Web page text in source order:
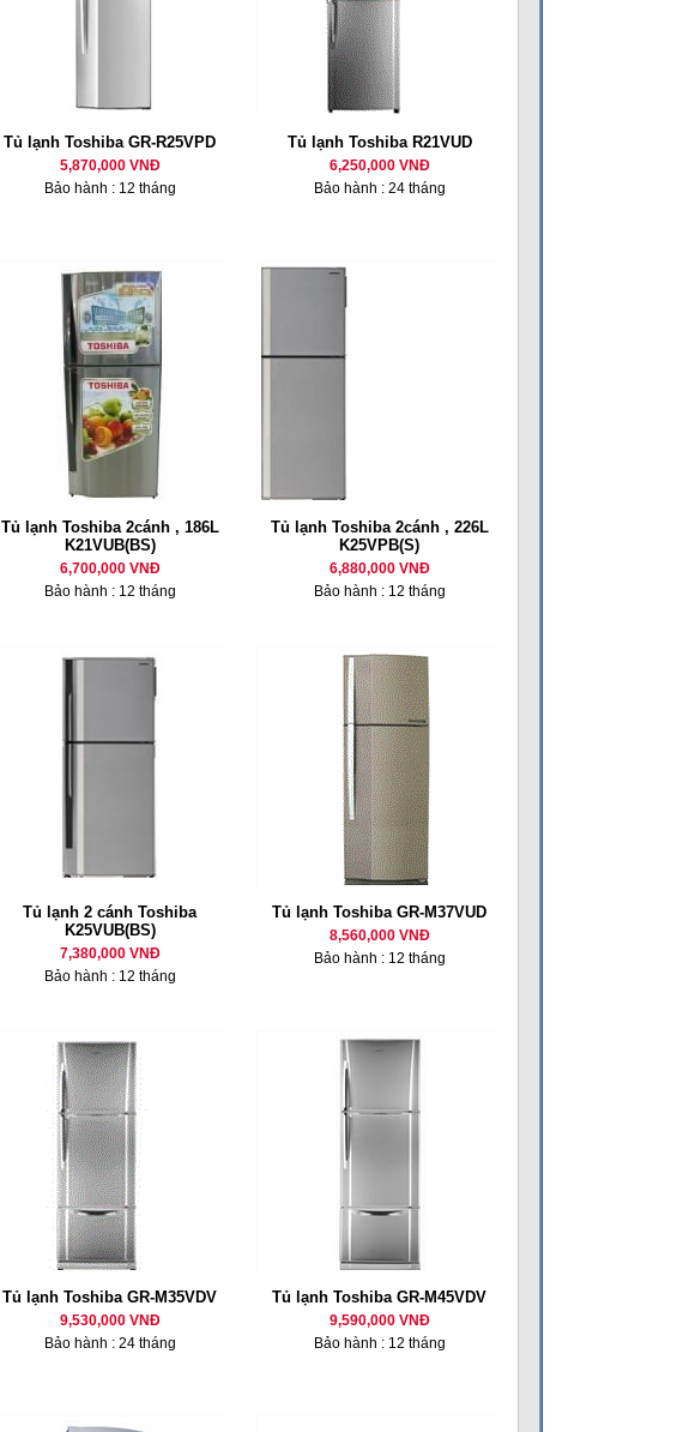
Tủ lạnh Toshiba GR-R25VPD
5,870,000 VNĐ
Bảo hành : 12 tháng
Tủ lạnh Toshiba R21VUD
6,250,000 VNĐ
Bảo hành : 24 tháng
Tủ lạnh Toshiba 2cánh , 186L
K21VUB(BS)
6,700,000 VNĐ
Bảo hành : 12 tháng
Tủ lạnh Toshiba 2cánh , 226L
K25VPB(S)
6,880,000 VNĐ
Bảo hành : 12 tháng
Tủ lạnh 2 cánh Toshiba
K25VUB(BS)
7,380,000 VNĐ
Bảo hành : 12 tháng
Tủ lạnh Toshiba GR-M37VUD
8,560,000 VNĐ
Bảo hành : 12 tháng
Tủ lạnh Toshiba GR-M35VDV
9,530,000 VNĐ
Bảo hành : 24 tháng
Tủ lạnh Toshiba GR-M45VDV
9,590,000 VNĐ
Bảo hành : 12 tháng